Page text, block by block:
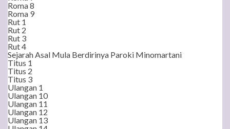
Roma 8
Roma 9
Rut 1
Rut 2
Rut 3
Rut 4
Sejarah Asal Mula Berdirinya Paroki Minomartani
Titus 1
Titus 2
Titus 3
Ulangan 1
Ulangan 10
Ulangan 11
Ulangan 12
Ulangan 13